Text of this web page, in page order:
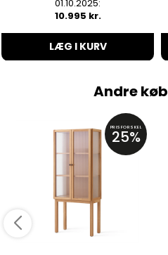
01.10.2025:
10.995 kr.
LÆG I KURV
Andre
PRISFORSKEL
25%